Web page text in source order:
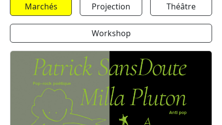
Marchés Projection Théâtre
Workshop